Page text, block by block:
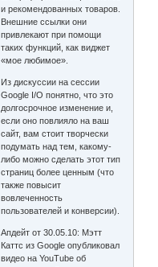
и рекомендованных товаров.
Внешние ссылки они
привлекают при помощи
таких функций, как виджет
«мое любимое».
Из дискуссии на сессии
Google I/O понятно, что это
долгосрочное изменение и,
если оно повлияло на ваш
сайт, вам стоит творчески
подумать над тем, какому-
либо можно сделать этот тип
страниц более ценным (что
также повысит
вовлеченность
пользователей и конверсии).
Апдейт от 30.05.10: Мэтт
Каттс из Google опубликовал
видео на YouTube об